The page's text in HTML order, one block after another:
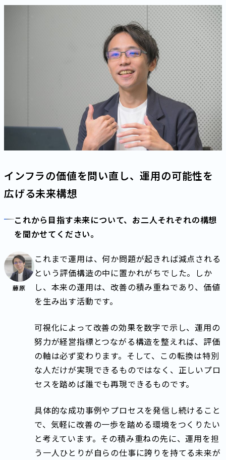
インフラの価値を問い直し、運用の可能性を
広げる未来構想
これから目指す未来について、お二人それぞれの構想
を聞かせてください。
藤原
これまで運用は、何か問題が起きれば減点される
という評価構造の中に置かれがちでした。しか
し、本来の運用は、改善の積み重ねであり、価値
を生み出す活動です。
可視化によって改善の効果を数字で示し、運用の
努力が経営指標とつながる構造を整えれば、評価
の軸は必ず変わります。そして、この転換は特別
な人だけが実現できるものではなく、正しいプロ
セスを踏めば誰でも再現できるものです。
具体的な成功事例やプロセスを発信し続けること
で、気軽に改善の一歩を踏める環境をつくりたい
と考えています。その積み重ねの先に、運用を担
う一人ひとりが自らの仕事に誇りを持てる未来が